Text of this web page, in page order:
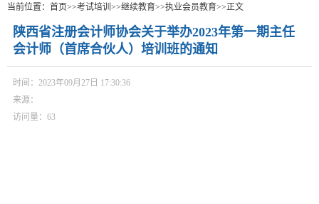
当前位置： 首页>>考试培训 >>继续教育>>执业会员教育>>正文
陕西省注册会计师协会关于举办2023年第一期主任
会计师（首席合伙人）培训班的通知
时间：2023年09月27日 17:30:36
来源：
访问量： 63